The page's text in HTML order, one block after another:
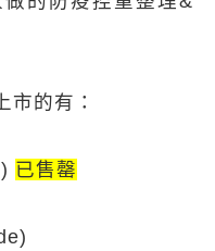
市的有：
已售罄